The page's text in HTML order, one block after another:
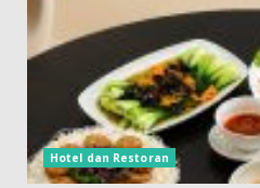
Hotel dan Restoran